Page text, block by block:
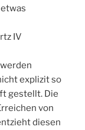
IV
explizit so
gestellt. Die
von
diesen